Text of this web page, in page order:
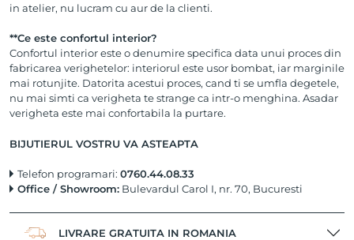
in atelier, nu lucram cu aur de la clienti.
**Ce este confortul interior?
Confortul interior este o denumire specifica data unui proces din
fabricarea verighetelor: interiorul este usor bombat, iar marginile
mai rotunjite. Datorita acestui proces, cand ti se umfla degetele,
nu mai simti ca verigheta te strange ca intr-o menghina. Asadar
verigheta este mai confortabila la purtare.
BIJUTIERUL VOSTRU VA ASTEAPTA
Telefon programari: 0760.44.08.33
Office / Showroom: Bulevardul Carol I, nr. 70, Bucuresti
LIVRARE GRATUITA IN ROMANIA